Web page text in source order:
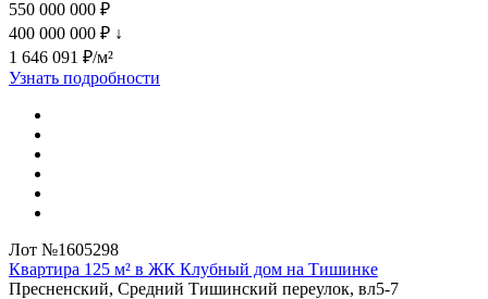
550 000 000 ₽
400 000 000 ₽ ↓
1 646 091 ₽/м²
Узнать подробности
Лот №1605298
Квартира 125 м² в ЖК Клубный дом на Тишинке
Пресненский, Средний Тишинский переулок, вл5-7